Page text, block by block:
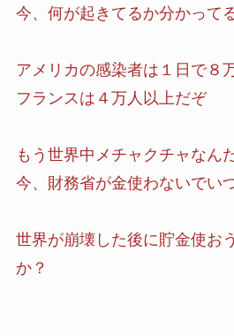
今、何が起きてるか分かって
アメリカの感染者は１日で８
フランスは４万人以上だぞ
もう世界中メチャクチャなん
今、財務省が金使わないでい
世界が崩壊した後に貯金使お
か？